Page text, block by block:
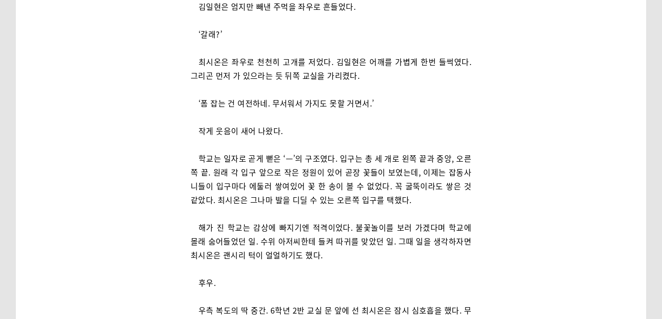
김일현은 엄지만 빼낸 주먹을 좌우로 흔들었다.
‘갈래?’
최시온은 좌우로 천천히 고개를 저었다. 김일현은 어깨를 가볍게 한번 들썩였다.
그리곤 먼저 가 있으라는 듯 뒤쪽 교실을 가리켰다.
‘폼 잡는 건 여전하네. 무서워서 가지도 못할 거면서.’
작게 웃음이 새어 나왔다.
학교는 일자로 곧게 뻗은 ‘ㅡ’의 구조였다. 입구는 총 세 개로 왼쪽 끝과 중앙, 오른
쪽 끝. 원래 각 입구 앞으로 작은 정원이 있어 곧장 꽃들이 보였는데, 이제는 잡동사
니들이 입구마다 에둘러 쌓여있어 꽃 한 송이 볼 수 없었다. 꼭 굴뚝이라도 쌓은 것
같았다. 최시온은 그나마 발을 디딜 수 있는 오른쪽 입구를 택했다.
해가 진 학교는 감상에 빠지기엔 적격이었다. 불꽃놀이를 보러 가겠다며 학교에
몰래 숨어들었던 일. 수위 아저씨한테 들켜 따귀를 맞았던 일. 그때 일을 생각하자면
최시온은 괜시리 턱이 얼얼하기도 했다.
후우.
우측 복도의 딱 중간. 6학년 2반 교실 문 앞에 선 최시온은 잠시 심호흡을 했다. 무